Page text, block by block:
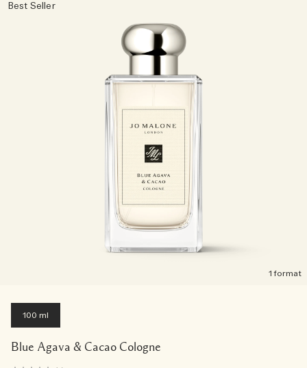
Best Seller
1 format
100 ml
Blue Agava & Cacao Cologne